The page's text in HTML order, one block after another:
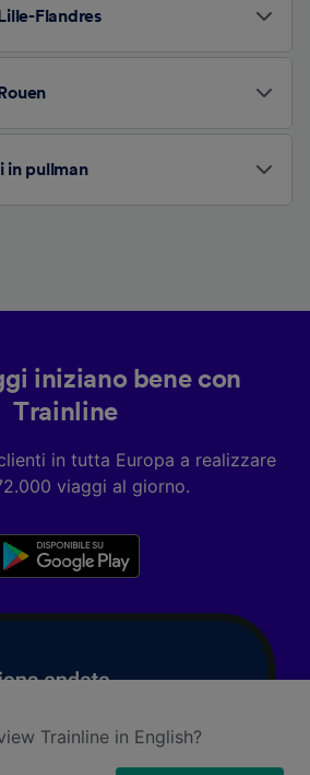
Flandres
in pullman
iniziano bene con
Trainline
in tutta Europa a realizzare
viaggi al giorno.
Trainline in English?